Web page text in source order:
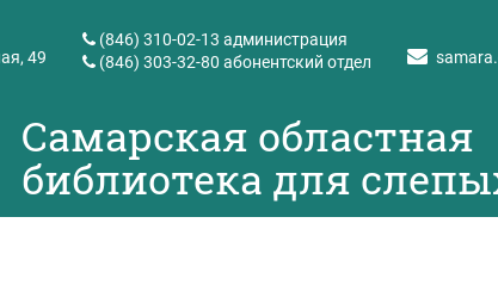
49
(846) 310-02-13 администрация
(846) 303-32-80 абонентский отдел
Самарская областная
библиотека для